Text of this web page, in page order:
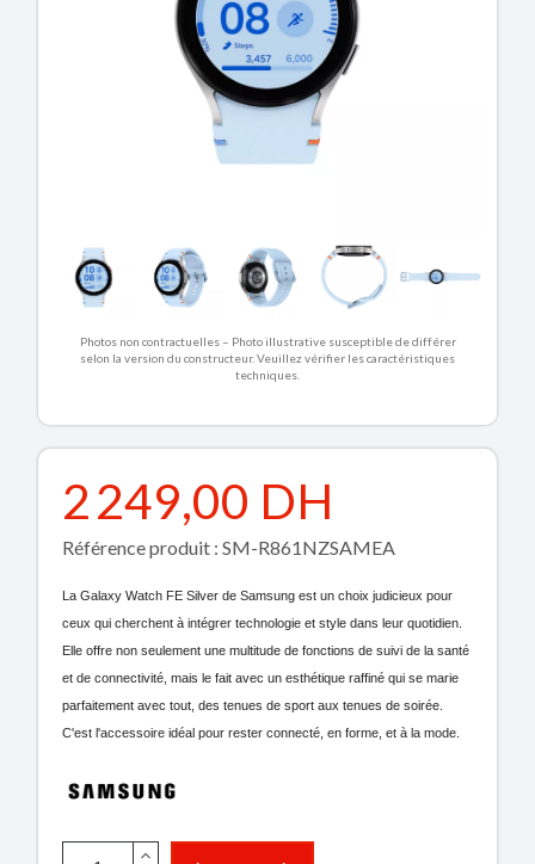
Photos non contractuelles – Photo illustrative susceptible de différer
selon la version du constructeur. Veuillez vérifier les caractéristiques
techniques.
2 249,00 DH
Référence produit : SM-R861NZSAMEA
La Galaxy Watch FE Silver de Samsung est un choix judicieux pour
ceux qui cherchent à intégrer technologie et style dans leur quotidien.
Elle offre non seulement une multitude de fonctions de suivi de la santé
et de connectivité, mais le fait avec un esthétique raffiné qui se marie
parfaitement avec tout, des tenues de sport aux tenues de soirée.
C'est l'accessoire idéal pour rester connecté, en forme, et à la mode.